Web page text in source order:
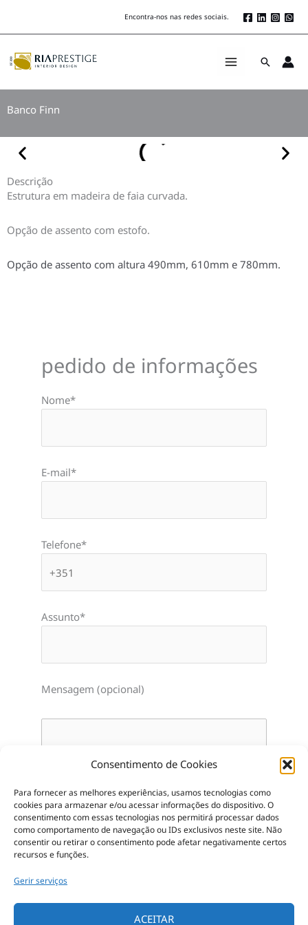
Consentimento de Cookies
Para fornecer as melhores experiências, usamos tecnologias como
cookies para armazenar e/ou acessar informações do dispositivo.O
consentimento com essas tecnologias nos permitirá processar dados
como comportamento de navegação ou IDs exclusivos neste site. Não
consentir ou retirar o consentimento pode afetar negativamente certos
recursos e funções.
Gerir serviços
ACEITAR
Encontra-nos nas redes sociais.
Search
Banco Finn
Descrição
Estrutura em madeira de faia curvada.
Opção de assento com estofo.
Opção de assento com altura 490mm, 610mm e 780mm.
pedido de informações
Nome*
E-mail*
Telefone*
Assunto*
Mensagem (opcional)